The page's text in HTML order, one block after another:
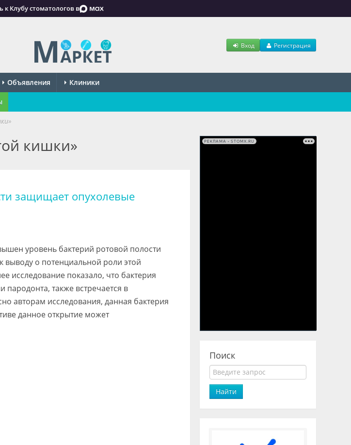
к Клубу стоматологов в
Вход Регистрация
Объявления Клиники
кишки»
защищает опухолевые
уровень бактерий ротовой полости
о потенциальной роли этой
исследование показало, что бактерия
также встречается в
авторам исследования, данная бактерия
данное открытие может
РЕКЛАМА • STOMX.RU
Поиск
Найти